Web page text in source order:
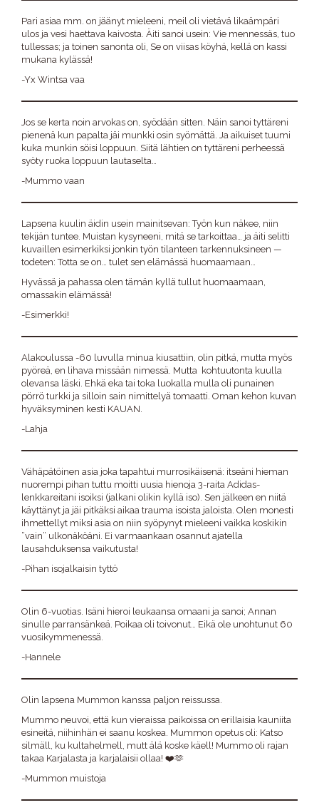
Pari asiaa mm. on jäänyt mieleeni, meil oli vietävä likaämpäri
ulos ja vesi haettava kaivosta. Äiti sanoi usein: Vie mennessäs, tuo
tullessas; ja toinen sanonta oli, Se on viisas köyhä, kellä on kassi
mukana kylässä!
-Yx Wintsa vaa
Jos se kerta noin arvokas on, syödään sitten. Näin sanoi tyttäreni
pienenä kun papalta jäi munkki osin syömättä. Ja aikuiset tuumi
kuka munkin söisi loppuun. Siitä lähtien on tyttäreni perheessä
syöty ruoka loppuun lautaselta…
-Mummo vaan
Lapsena kuulin äidin usein mainitsevan: Työn kun näkee, niin
tekijän tuntee. Muistan kysyneeni, mitä se tarkoittaa… ja äiti selitti
kuvaillen esimerkiksi jonkin työn tilanteen tarkennuksineen —
todeten: Totta se on… tulet sen elämässä huomaamaan…
Hyvässä ja pahassa olen tämän kyllä tullut huomaamaan,
omassakin elämässä!
-Esimerkki!
Alakoulussa -60 luvulla minua kiusattiin, olin pitkä, mutta myös
pyöreä, en lihava missään nimessä. Mutta kohtuutonta kuulla
olevansa läski. Ehkä eka tai toka luokalla mulla oli punainen
pörrö turkki ja silloin sain nimittelyä tomaatti. Oman kehon kuvan
hyväksyminen kesti KAUAN.
-Lahja
Vähäpätöinen asia joka tapahtui murrosikäisenä: itseäni hieman
nuorempi pihan tuttu moitti uusia hienoja 3-raita Adidas-
lenkkareitani isoiksi (jalkani olikin kyllä iso). Sen jälkeen en niitä
käyttänyt ja jäi pitkäksi aikaa trauma isoista jaloista. Olen monesti
ihmettellyt miksi asia on niin syöpynyt mieleeni vaikka koskikin
”vain” ulkonäköäni. Ei varmaankaan osannut ajatella
lausahduksensa vaikutusta!
-Pihan isojalkaisin tyttö
Olin 6-vuotias. Isäni hieroi leukaansa omaani ja sanoi; Annan
sinulle parransänkeä. Poikaa oli toivonut… Eikä ole unohtunut 60
vuosikymmenessä.
-Hannele
Olin lapsena Mummon kanssa paljon reissussa.
Mummo neuvoi, että kun vieraissa paikoissa on erilIaisia kauniita
esineitä, niihinhän ei saanu koskea. Mummon opetus oli: Katso
silmäll, ku kultahelmell, mutt älä koske käell! Mummo oli rajan
takaa Karjalasta ja karjalaisii ollaa! ❤️🫶
-Mummon muistoja